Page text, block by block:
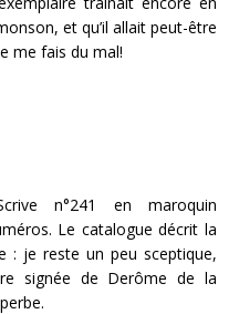
et qu’il allait peut-être
me fais du mal!
n°241 en maroquin
Le catalogue décrit la
: je reste un peu sceptique,
signée de Derôme de la